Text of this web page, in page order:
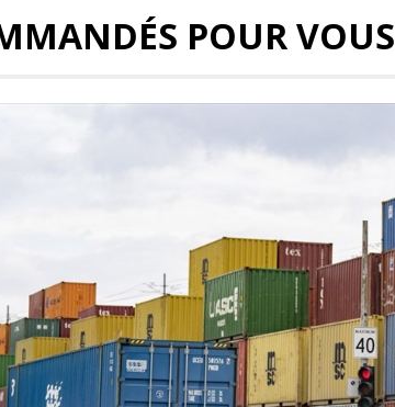
POUR VOUS